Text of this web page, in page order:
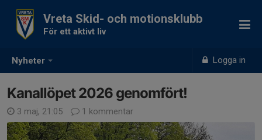
Nyheter Logga in
Vreta Skid- och motionsklubb
För ett aktivt liv
Kanallöpet 2026 genomfört!
3 maj, 21:05 1 kommentar